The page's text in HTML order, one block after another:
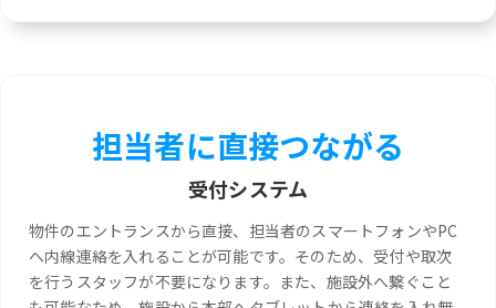
担当者に直接つながる
受付システム
物件のエントランスから直接、担当者のスマートフォンやPC
へ内線連絡を入れることが可能です。そのため、受付や取次
を行うスタッフが不要になります。また、施設外へ繋ぐこと